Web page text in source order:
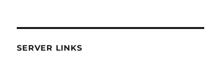
SERVER LINKS